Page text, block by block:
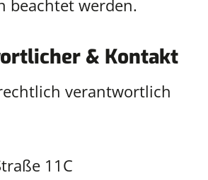
beachtet werden.
& Kontakt
verantwortlich
11C